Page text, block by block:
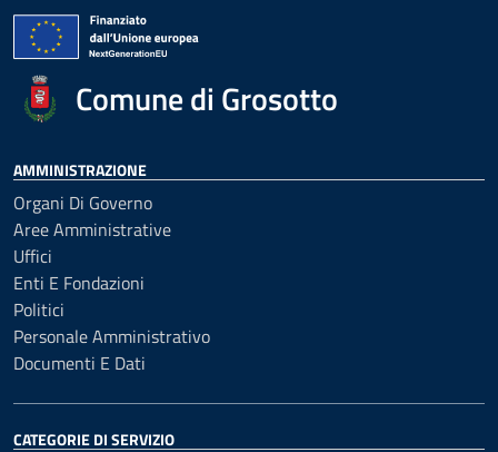
Comune di Grosotto
AMMINISTRAZIONE
Organi Di Governo
Aree Amministrative
Uffici
Enti E Fondazioni
Politici
Personale Amministrativo
Documenti E Dati
CATEGORIE DI SERVIZIO